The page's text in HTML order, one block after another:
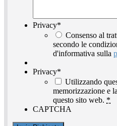
Privacy*
Consenso al
secondo le
d'informativa sulla
Privacy*
Utilizzando
memorizzazione e
questo sito web. *
CAPTCHA